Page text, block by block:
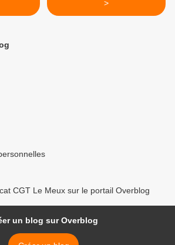
>
CGT Le Meux sur le portail Overblog
un blog sur Overblog